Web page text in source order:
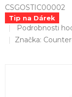
CSGOSTIC00002
Tip na Dárek
Průměrné
hodnocení
Podrobnosti
Značka: